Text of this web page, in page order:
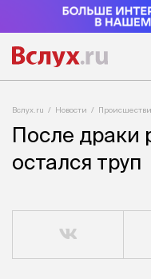
Вслух.ru Новости
После драки
остался труп